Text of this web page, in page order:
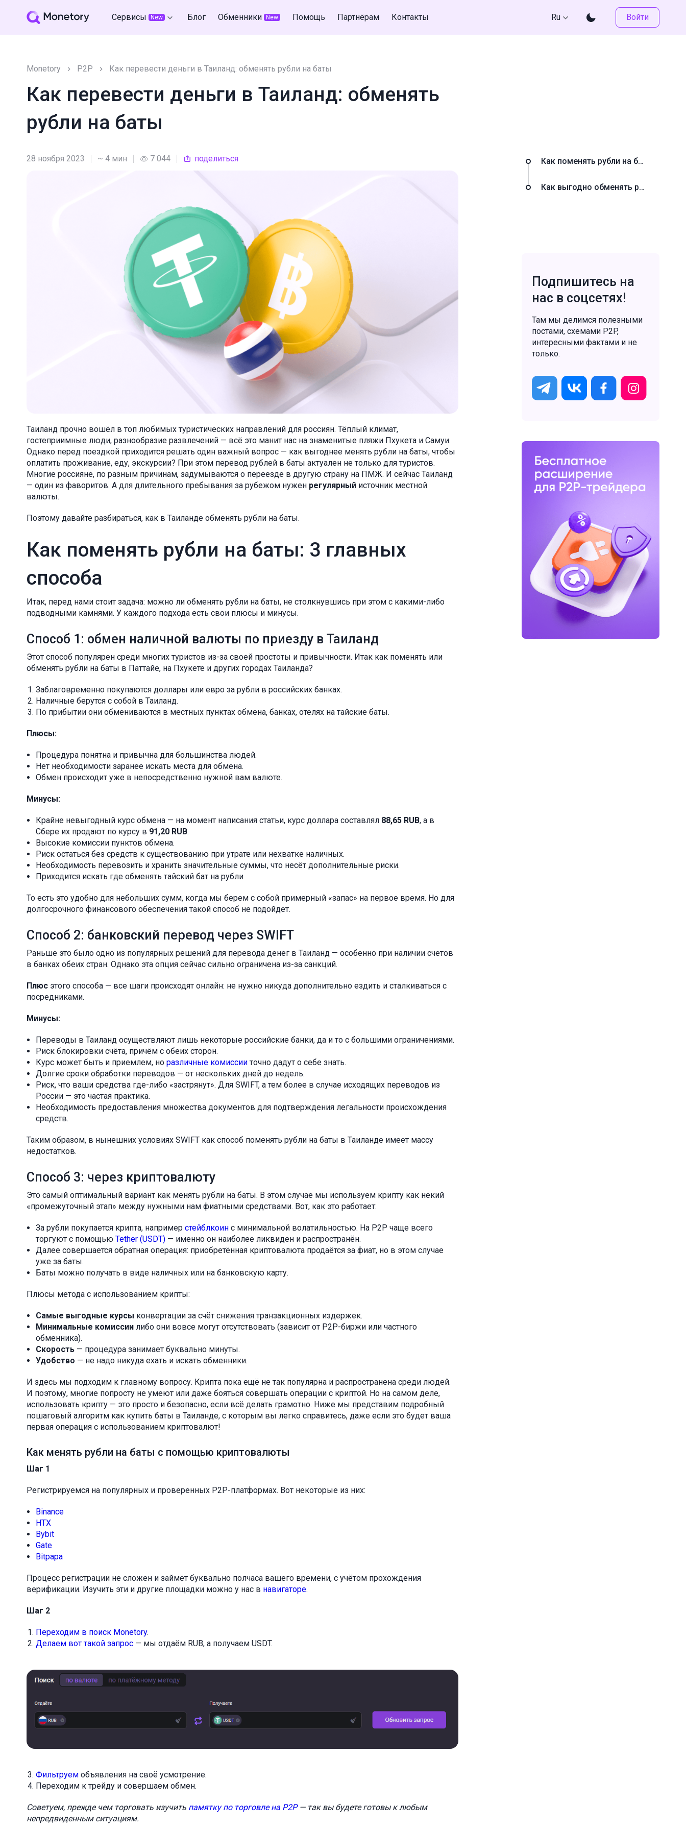
Сервисы New Блог Обменники New Помощь Партнёрам Контакты Ru Войти
Monetory P2P Как перевести деньги в Таиланд: обменять рубли на баты
Как перевести деньги в Таиланд: обменять
рубли на баты
28 ноября 2023 ~ 4 мин 7 044 поделиться
Таиланд прочно вошёл в топ любимых туристических направлений для россиян. Тёплый климат,
гостеприимные люди, разнообразие развлечений — всё это манит нас на знаменитые пляжи Пхукета и Самуи.
Однако перед поездкой приходится решать один важный вопрос — как выгоднее менять рубли на баты, чтобы
оплатить проживание, еду, экскурсии? При этом перевод рублей в баты актуален не только для туристов.
Многие россияне, по разным причинам, задумываются о переезде в другую страну на ПМЖ. И сейчас Таиланд
— один из фаворитов. А для длительного пребывания за рубежом нужен регулярный источник местной
валюты.
Поэтому давайте разбираться, как в Таиланде обменять рубли на баты.
Как поменять рубли на баты: 3 главных
способа
Итак, перед нами стоит задача: можно ли обменять рубли на баты, не столкнувшись при этом с какими-либо
подводными камнями. У каждого подхода есть свои плюсы и минусы.
Способ 1: обмен наличной валюты по приезду в Таиланд
Этот способ популярен среди многих туристов из-за своей простоты и привычности. Итак как поменять или
обменять рубли на баты в Паттайе, на Пхукете и других городах Таиланда?
Заблаговременно покупаются доллары или евро за рубли в российских банках.
Наличные берутся с собой в Таиланд.
По прибытии они обмениваются в местных пунктах обмена, банках, отелях на тайские баты.
Плюсы:
Процедура понятна и привычна для большинства людей.
Нет необходимости заранее искать места для обмена.
Обмен происходит уже в непосредственно нужной вам валюте.
Минусы:
Крайне невыгодный курс обмена — на момент написания статьи, курс доллара составлял 88,65 RUB, а в
Сбере их продают по курсу в 91,20 RUB.
Высокие комиссии пунктов обмена.
Риск остаться без средств к существованию при утрате или нехватке наличных.
Необходимость перевозить и хранить значительные суммы, что несёт дополнительные риски.
Приходится искать где обменять тайский бат на рубли
То есть это удобно для небольших сумм, когда мы берем с собой примерный «запас» на первое время. Но для
долгосрочного финансового обеспечения такой способ не подойдет.
Способ 2: банковский перевод через SWIFT
Раньше это было одно из популярных решений для перевода денег в Таиланд — особенно при наличии счетов
в банках обеих стран. Однако эта опция сейчас сильно ограничена из-за санкций.
Плюс этого способа — все шаги происходят онлайн: не нужно никуда дополнительно ездить и сталкиваться с
посредниками.
Минусы:
Переводы в Таиланд осуществляют лишь некоторые российские банки, да и то с большими ограничениями.
Риск блокировки счёта, причём с обеих сторон.
Курс может быть и приемлем, но различные комиссии точно дадут о себе знать.
Долгие сроки обработки переводов — от нескольких дней до недель.
Риск, что ваши средства где-либо «застрянут». Для SWIFT, а тем более в случае исходящих переводов из
России — это частая практика.
Необходимость предоставления множества документов для подтверждения легальности происхождения
средств.
Таким образом, в нынешних условиях SWIFT как способ поменять рубли на баты в Таиланде имеет массу
недостатков.
Способ 3: через криптовалюту
Это самый оптимальный вариант как менять рубли на баты. В этом случае мы используем крипту как некий
«промежуточный этап» между нужными нам фиатными средствами. Вот, как это работает:
За рубли покупается крипта, например стейблкоин с минимальной волатильностью. На P2P чаще всего
торгуют с помощью Tether (USDT) — именно он наиболее ликвиден и распространён.
Далее совершается обратная операция: приобретённая криптовалюта продаётся за фиат, но в этом случае
уже за баты.
Баты можно получать в виде наличных или на банковскую карту.
Плюсы метода с использованием крипты:
Самые выгодные курсы конвертации за счёт снижения транзакционных издержек.
Минимальные комиссии либо они вовсе могут отсутствовать (зависит от P2P-биржи или частного
обменника).
Скорость — процедура занимает буквально минуты.
Удобство — не надо никуда ехать и искать обменники.
И здесь мы подходим к главному вопросу. Крипта пока ещё не так популярна и распространена среди людей.
И поэтому, многие попросту не умеют или даже бояться совершать операции с криптой. Но на самом деле,
использовать крипту — это просто и безопасно, если всё делать грамотно. Ниже мы представим подробный
пошаговый алгоритм как купить баты в Таиланде, с которым вы легко справитесь, даже если это будет ваша
первая операция с использованием криптовалют!
Как менять рубли на баты с помощью криптовалюты
Шаг 1
Регистрируемся на популярных и проверенных P2P-платформах. Вот некоторые из них:
Binance
HTX
Bybit
Gate
Bitpapa
Процесс регистрации не сложен и займёт буквально полчаса вашего времени, с учётом прохождения
верификации. Изучить эти и другие площадки можно у нас в навигаторе.
Шаг 2
Переходим в поиск Monetory.
Делаем вот такой запрос — мы отдаём RUB, а получаем USDT.
Фильтруем объявления на своё усмотрение.
Переходим к трейду и совершаем обмен.
Советуем, прежде чем торговать изучить памятку по торговле на P2P— так вы будете готовы к любым
непредвиденным ситуациям.
Как поменять рубли на баты: 3 главных способа
Как выгодно обменять рубли на баты
Подпишитесь на
нас в соцсетях!
Там мы делимся полезными
постами, схемами P2P,
интересными фактами и не
только.